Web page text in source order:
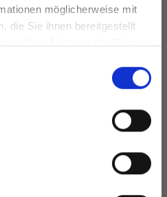
möglicherweise mit
die Sie ihnen bereitgestellt
DROPS KID-SILK
EUR 4.75
zu 50%
Zugang zu